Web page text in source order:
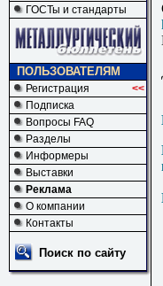
ГОСТы и стандарты
ПОЛЬЗОВАТЕЛЯМ
Регистрация
<<
Подписка
Вопросы FAQ
Разделы
Информеры
Выставки
Реклама
О компании
Контакты
Поиск по сайту